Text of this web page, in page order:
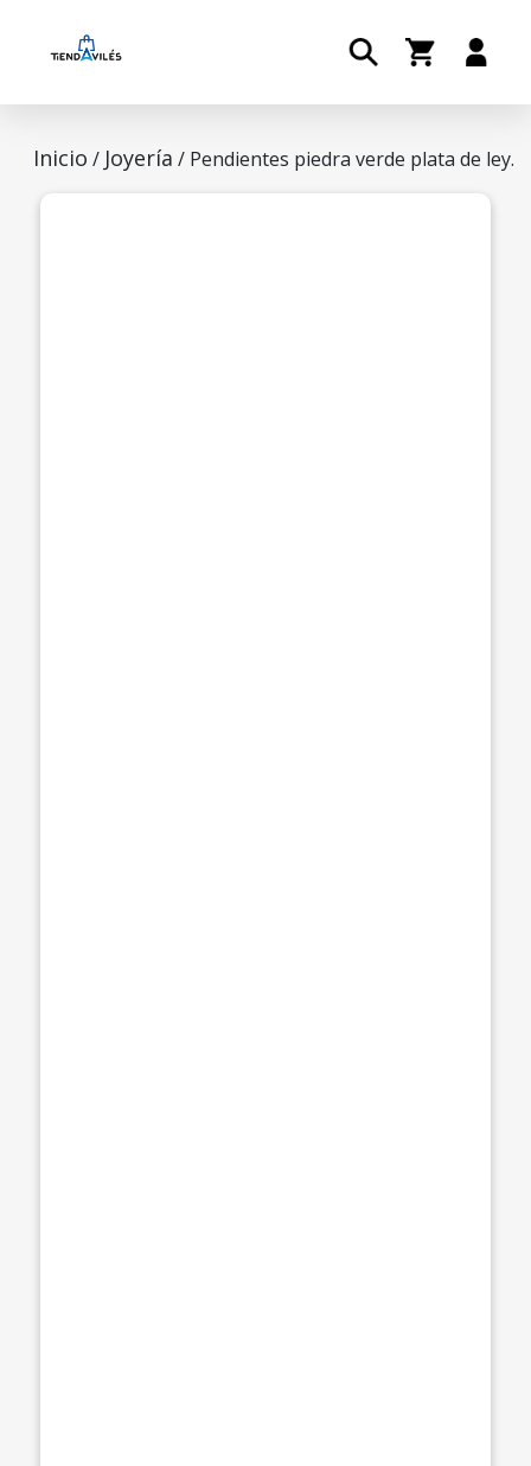
Inicio / Joyería / Pendientes piedra verde plata de ley.